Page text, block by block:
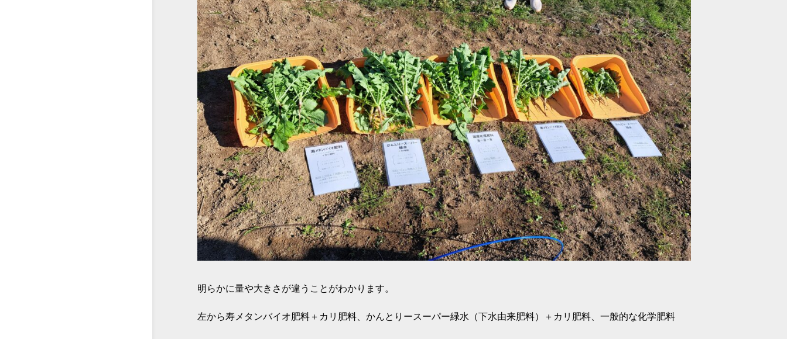
明らかに量や大きさが違うことがわかります。
左から寿メタンバイオ肥料＋カリ肥料、かんとりースーパー緑水（下水由来肥料）＋カリ肥料、一般的な化学肥料